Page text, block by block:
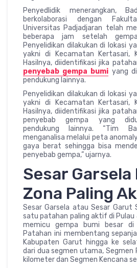
Penyedlidik menerangkan,
berkolaborasi dengan
Universitas Padjadjaran telah
beberapa jam setelah
Penyelidikan dilakukan di lokasi
yakni di Kecamatan Kertasari,
Hasilnya, diidentifikasi jika
penyebab gempa bumi yang
pendukung lainnya.
Penyelidikan dilakukan di lokasi
yakni di Kecamatan Kertasari,
Hasilnya, diidentifikasi jika
penyebab gempa yang
pendukung lainnya. “Tim
menganalisa melalui peta
gaya berat sehingga bisa
penyebab gempa,” ujarnya.
Sesar Garsela
Zona Paling
Sesar Garsela atau Sesar Garut
satu patahan paling aktif di Pulau
memicu gempa bumi besar di
Patahan ini membentang
Kabupaten Garut hingga ke
dari dua segmen utama, Segmen
kilometer dan Segmen Kencana